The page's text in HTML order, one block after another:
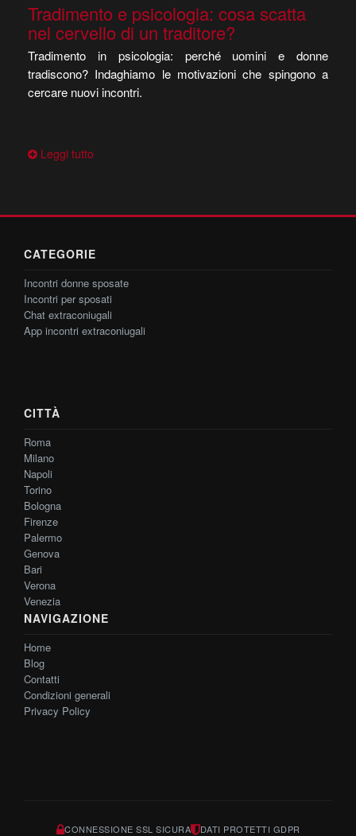
Tradimento e psicologia: cosa scatta
nel cervello di un traditore?
Tradimento in psicologia: perché uomini e donne
tradiscono? Indaghiamo le motivazioni che spingono a
cercare nuovi incontri.
Leggi tutto
CATEGORIE
Incontri donne sposate
Incontri per sposati
Chat extraconiugali
App incontri extraconiugali
CITTÀ
Roma
Milano
Napoli
Torino
Bologna
Firenze
Palermo
Genova
Bari
Verona
Venezia
NAVIGAZIONE
Home
Blog
Contatti
Condizioni generali
Privacy Policy
CONNESSIONE SSL SICURA DATI PROTETTI GDPR